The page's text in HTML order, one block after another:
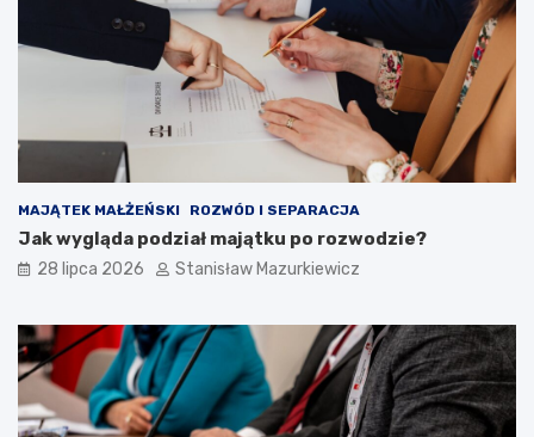
MAJĄTEK MAŁŻEŃSKI ROZWÓD I SEPARACJA
Jak wygląda podział majątku po rozwodzie?
28 lipca 2026 Stanisław Mazurkiewicz